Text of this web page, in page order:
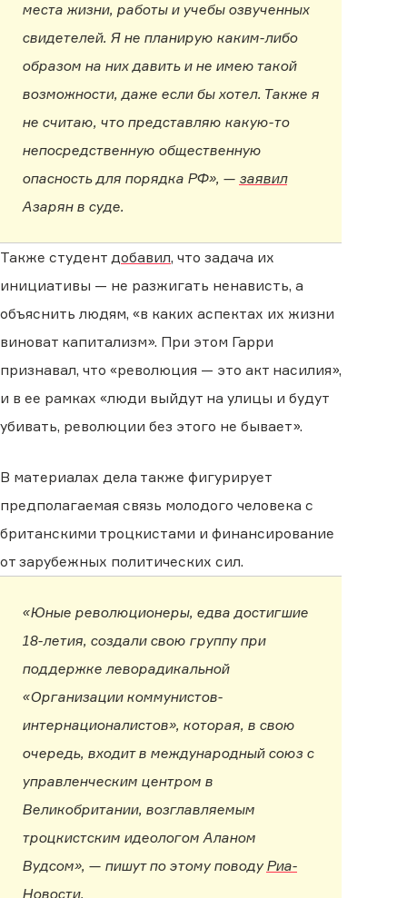
места жизни, работы и учебы озвученных
свидетелей. Я не планирую каким-либо
образом на них давить и не имею такой
возможности, даже если бы хотел. Также я
не считаю, что представляю какую-то
непосредственную общественную
опасность для порядка РФ», — заявил
Азарян в суде.
Также студент добавил, что задача их
инициативы — не разжигать ненависть, а
объяснить людям, «в каких аспектах их жизни
виноват капитализм». При этом Гарри
признавал, что «революция — это акт насилия»,
и в ее рамках «люди выйдут на улицы и будут
убивать, революции без этого не бывает».
В материалах дела также фигурирует
предполагаемая связь молодого человека с
британскими троцкистами и финансирование
от зарубежных политических сил.
«Юные революционеры, едва достигшие
18-летия, создали свою группу при
поддержке леворадикальной
«Организации коммунистов-
интернационалистов», которая, в свою
очередь, входит в международный союз с
управленческим центром в
Великобритании, возглавляемым
троцкистским идеологом Аланом
Вудсом», — пишут по этому поводу Риа-
Новости.